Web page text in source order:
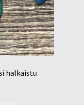
halkaistu